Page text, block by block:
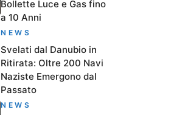
Bollette Luce e Gas fino
a 10 Anni
NEWS
Svelati dal Danubio in
Ritirata: Oltre 200 Navi
Naziste Emergono dal
Passato
NEWS